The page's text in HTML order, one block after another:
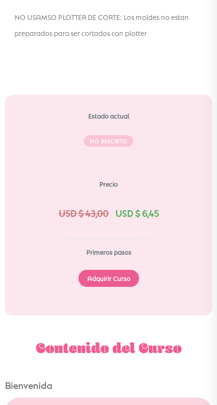
NO USAMSO PLOTTER DE CORTE: Los moldes no estan
preparados para ser cortados con plotter
Estado actual
NO INSCRITO
Precio
USD $43,00 USD $6,45
Primeros pasos
Adquirir Curso
Contenido del Curso
Bienvenida